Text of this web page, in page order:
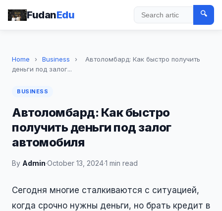
FudanEdu Search
🔍
Home › Business ›
Автоломбард: Как быстро получить
деньги под залог...
BUSINESS
Автоломбард: Как быстро
получить деньги под залог
автомобиля
By Admin·October 13, 2024·1 min read
Сегодня многие сталкиваются с ситуацией,
когда срочно нужны деньги, но брать кредит в